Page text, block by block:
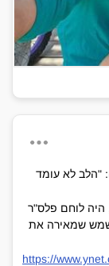
"הלב לא עומד
היה לוחם פלס"ר
קרן שמש שמאירה את
https://